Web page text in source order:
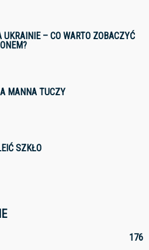
UKRAINIE – CO WARTO ZOBACZYĆ
MANNA TUCZY
SZKŁO
176